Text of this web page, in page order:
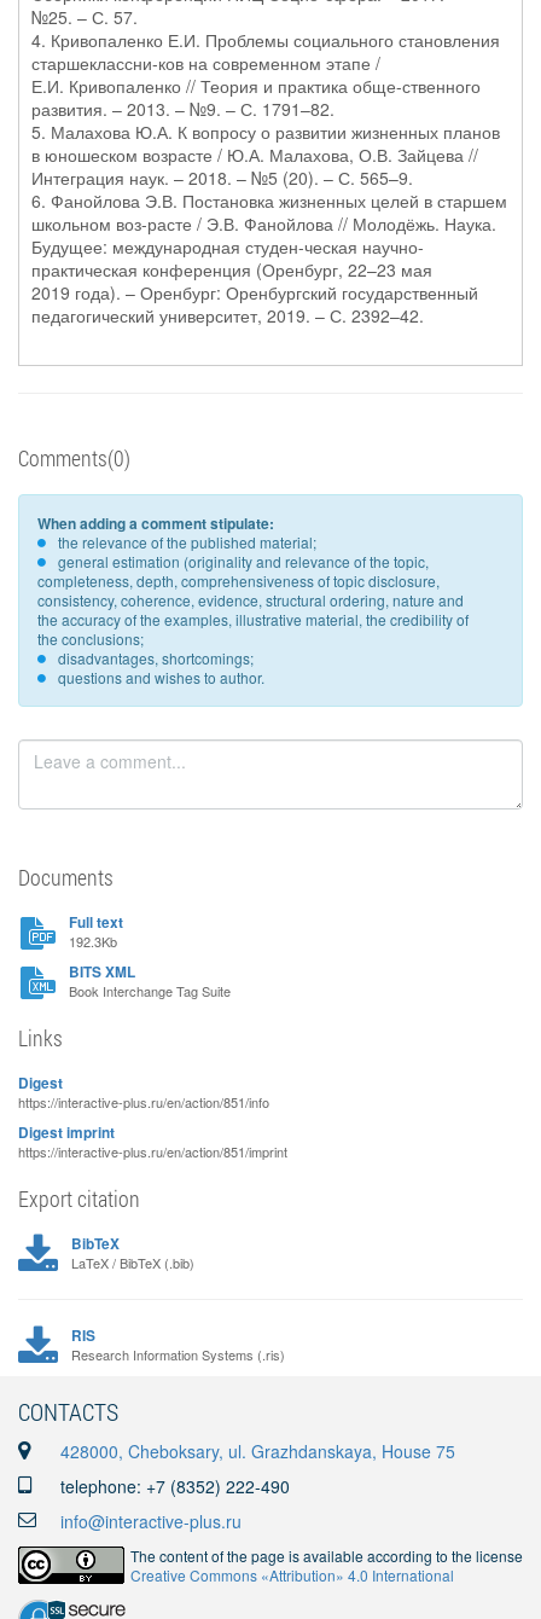
№25. – С. 57.
4. Кривопаленко Е.И. Проблемы социального становления
старшеклассни-ков на современном этапе /
Е.И. Кривопаленко // Теория и практика обще-ственного
развития. – 2013. – №9. – С. 1791–82.
5. Малахова Ю.А. К вопросу о развитии жизненных планов
в юношеском возрасте / Ю.А. Малахова, О.В. Зайцева //
Интеграция наук. – 2018. – №5 (20). – С. 565–9.
6. Фанойлова Э.В. Постановка жизненных целей в старшем
школьном воз-расте / Э.В. Фанойлова // Молодёжь. Наука.
Будущее: международная студен-ческая научно-
практическая конференция (Оренбург, 22–23 мая
2019 года). – Оренбург: Оренбургский государственный
педагогический университет, 2019. – С. 2392–42.
Comments(0)
When adding a comment stipulate:
the relevance of the published material;
general estimation (originality and relevance of the topic,
completeness, depth, comprehensiveness of topic disclosure,
consistency, coherence, evidence, structural ordering, nature and
the accuracy of the examples, illustrative material, the credibility of
the conclusions;
disadvantages, shortcomings;
questions and wishes to author.
Documents
Full text
192.3Kb
BITS XML
Book Interchange Tag Suite
Links
Digest
https://interactive-plus.ru/en/action/851/info
Digest imprint
https://interactive-plus.ru/en/action/851/imprint
Export citation
BibTeX
LaTeX / BibTeX (.bib)
RIS
Research Information Systems (.ris)
CONTACTS
428000, Cheboksary, ul. Grazhdanskaya, House 75
telephone: +7 (8352) 222-490
info@interactive-plus.ru
The content of the page is available according to the license
Creative Commons «Attribution» 4.0 International